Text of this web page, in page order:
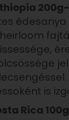
is
Rica